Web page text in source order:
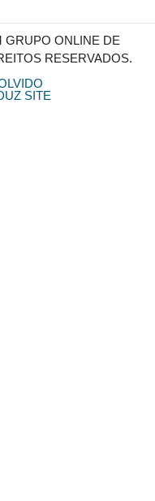
GRUPO ONLINE DE
RESERVADOS.
SITE